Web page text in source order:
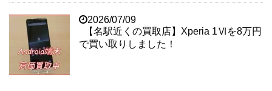
2026/07/09
【名駅近くの買取店】Xperia 1Ⅵを8万円
で買い取りしました！